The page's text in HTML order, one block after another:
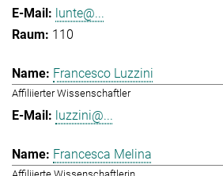
lunte@...
110
Francesco Luzzini
Affiliierter Wissenschaftler
luzzini@...
Francesca Melina